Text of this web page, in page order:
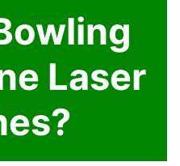
Laser